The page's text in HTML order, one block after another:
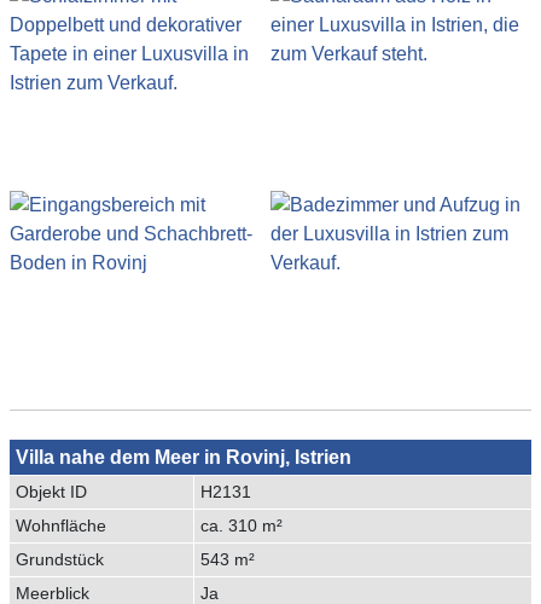
Villa nahe dem Meer in Rovinj, Istrien
Objekt ID
H2131
Wohnfläche
ca. 310 m²
Grundstück
543 m²
Meerblick
Ja